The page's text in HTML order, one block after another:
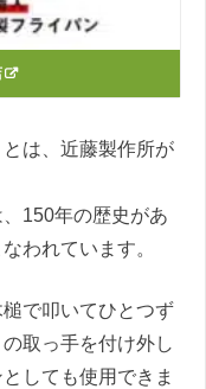
とは、近藤製作所が
150年の歴史があ
われています。
で叩いてひとつず
取っ手を付け外し
しても使用できま